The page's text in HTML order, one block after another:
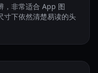
，非常适合 App 图
寸下依然清楚易读的头